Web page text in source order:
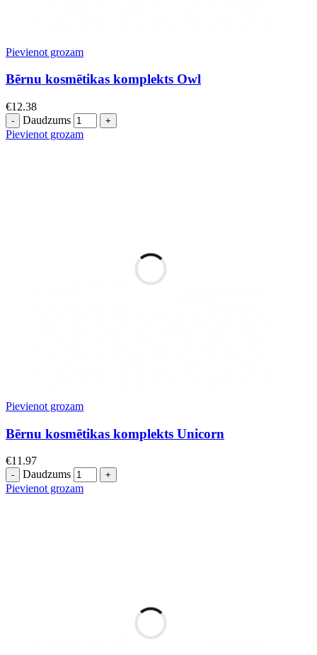
Pievienot grozam
Bērnu kosmētikas komplekts Owl
€12.38
Daudzums
Pievienot grozam
Pievienot grozam
Bērnu kosmētikas komplekts Unicorn
€11.97
Daudzums
Pievienot grozam